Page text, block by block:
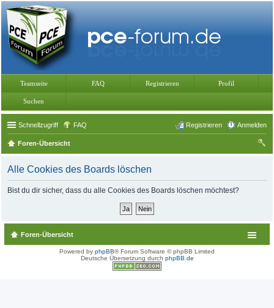
Teamseite FAQ Registrieren Profil
Suchen
Schnellzugriff FAQ Anmelden
Registrieren
Foren-Übersicht
Alle Cookies des Boards löschen
Bist du dir sicher, dass du alle Cookies des Boards löschen möchtest?
Foren-Übersicht
Powered by phpBB® Forum Software © phpBB Limited
Deutsche Übersetzung durch phpBB.de